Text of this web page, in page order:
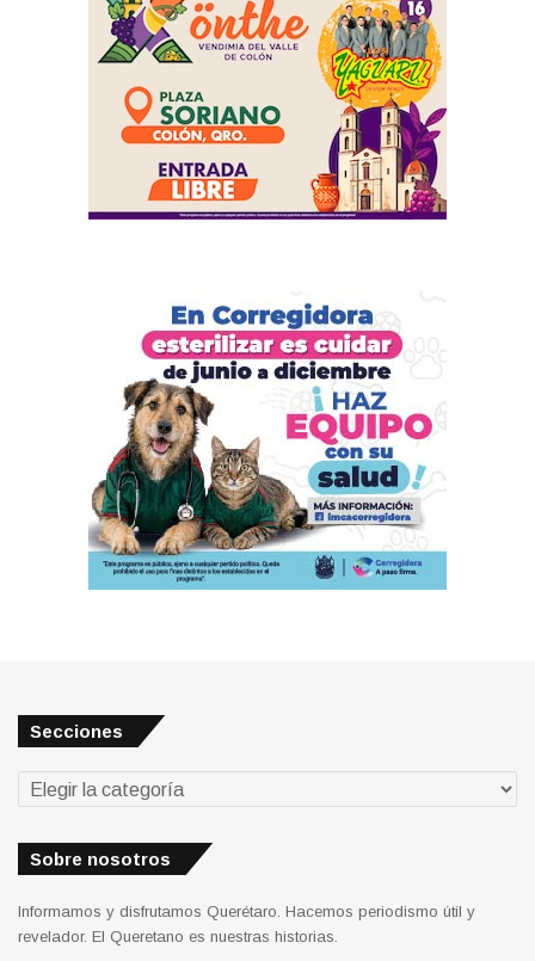
Secciones
Secciones
Sobre nosotros
Informamos y disfrutamos Querétaro. Hacemos periodismo útil y
revelador. El Queretano es nuestras historias.